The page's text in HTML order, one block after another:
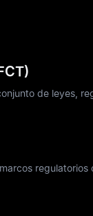
de leyes,